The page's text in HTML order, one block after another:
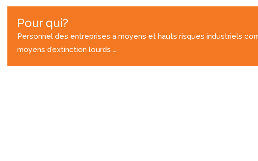
Pour qui?
Personnel des entreprises à moyens et hauts risques industriels
moyens d’extinction lourds …